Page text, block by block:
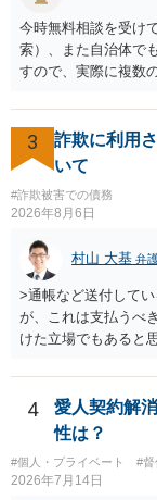
今時無料相談を受け
索）、また自治体で
すので、実際に複数
はそもそも事案を把
いては弁護士とし
良いと思います。た
3
詐欺に利用
いて
#詐欺被害での債務
2026年8月6日
村山 大基 弁
>通帳など送付して
が、これは支払うべ
けた立場でもあると
がいいとは思います
は法に触れる可能
ことは可能でしょう
０万円の被害を受け
たら、 できるだけ
でしょうか。 ＞弁
4
愛人契約解
性は？
#個人・プライベート #督
2026年7月14日